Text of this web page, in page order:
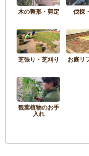
木の整形・剪定 伐採
芝張り・芝刈り お庭リ
観葉植物のお手
入れ